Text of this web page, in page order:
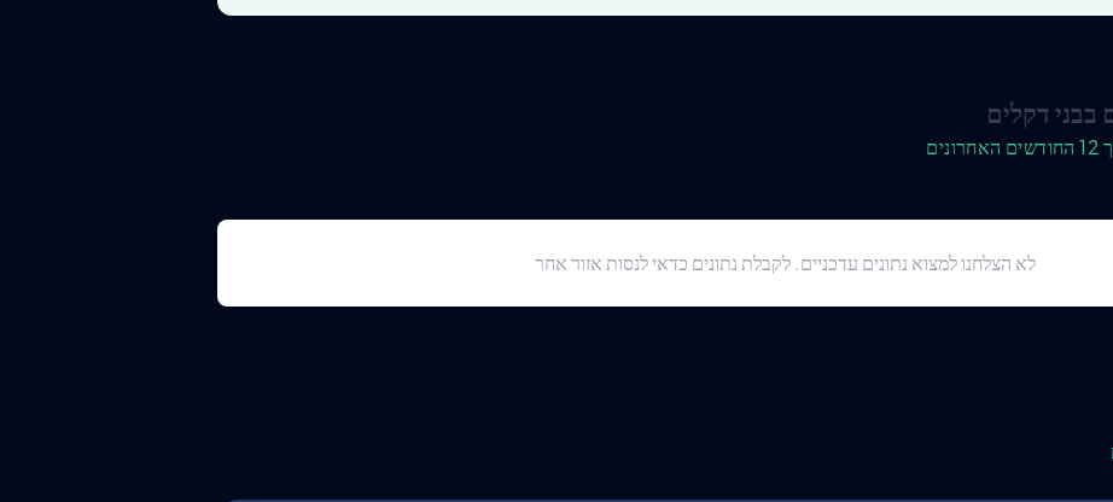
דקלים
לא הצלחנו למצוא נתונים עדכניים. לקבלת נתונים כדאי לנסות אזור אחר